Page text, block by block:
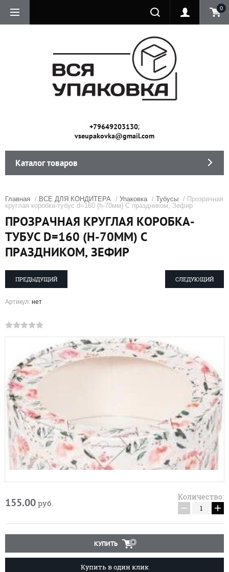
0
+79649203130;
vseupakovka@gmail.com
Каталог товаров
Главная / ВСЕ ДЛЯ КОНДИТЕРА / Упаковка / Тубусы / Прозрачная
круглая коробка-тубус d=160 (h-70мм) С праздником, Зефир
ПРОЗРАЧНАЯ КРУГЛАЯ КОРОБКА-
ТУБУС D=160 (H-70ММ) С
ПРАЗДНИКОМ, ЗЕФИР
ПРЕДЫДУЩИЙ СЛЕДУЮЩИЙ
Артикул: нет
155.00 руб.
Количество:
− +
КУПИТЬ
Купить в один клик